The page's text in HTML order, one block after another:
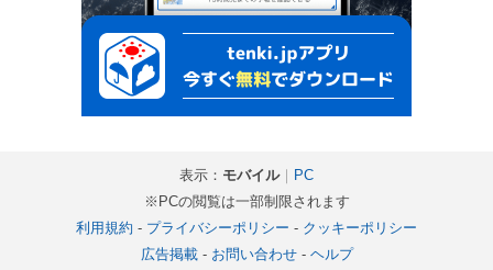
表示： モバイル｜
PC
※PCの閲覧は一部制限されます
利用規約 - プライバシーポリシー - クッキーポリシー
広告掲載- お問い合わせ- ヘルプ